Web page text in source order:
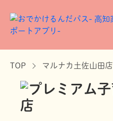
TOP マルナカ土佐山田店